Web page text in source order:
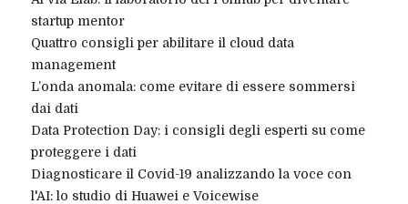
startup mentor
Quattro consigli per abilitare il cloud data
management
L’onda anomala: come evitare di essere sommersi
dai dati
Data Protection Day: i consigli degli esperti su come
proteggere i dati
Diagnosticare il Covid-19 analizzando la voce con
l'AI: lo studio di Huawei e Voicewise